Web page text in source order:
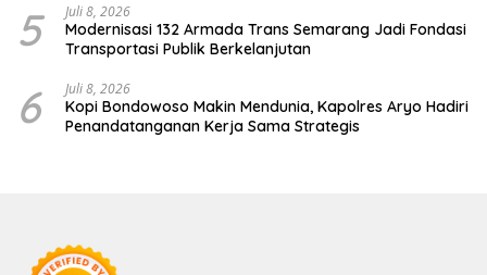
5 Juli 8, 2026
Modernisasi 132 Armada Trans Semarang Jadi Fondasi
Transportasi Publik Berkelanjutan
6 Juli 8, 2026
Kopi Bondowoso Makin Mendunia, Kapolres Aryo Hadiri
Penandatanganan Kerja Sama Strategis